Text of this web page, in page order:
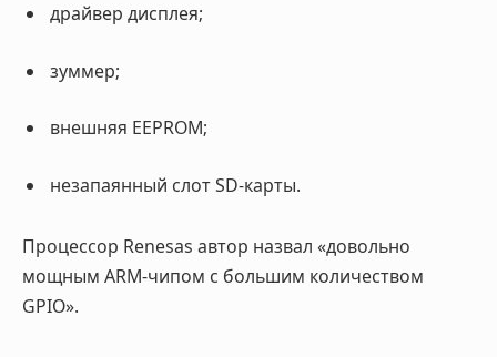
драйвер дисплея;
зуммер;
внешняя EEPROM;
незапаянный слот SD-карты.
Процессор Renesas автор назвал «довольно
мощным ARM-чипом с большим количеством
GPIO».